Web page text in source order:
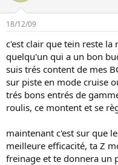
18/12/09
c'est clair que tein reste
quelqu'un qui a un bon
suis trés content de mes
sur piste en mode cruise
trés bons entrés de
roulis, ce montent et se
maintenant c'est sur que
meilleure efficacité, ta Z
freinage et te donnera un